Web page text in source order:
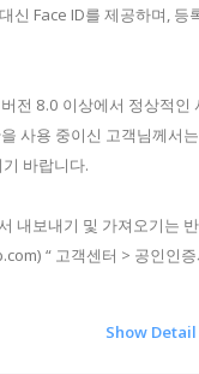
신 Face ID를 제공하며, 등
전 8.0 이상에서 정상적인
사용 중이신 고객님께서
바랍니다.
내보내기 및 가져오기는
“ 고객센터 > 공인인증
Show Detail